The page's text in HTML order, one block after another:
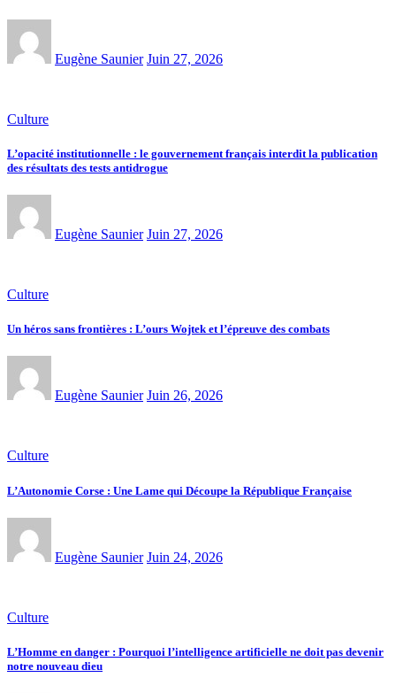
Eugène Saunier Juin 27, 2026
Culture
L’opacité institutionnelle : le gouvernement français interdit la publication
des résultats des tests antidrogue
Eugène Saunier Juin 27, 2026
Culture
Un héros sans frontières : L’ours Wojtek et l’épreuve des combats
Eugène Saunier Juin 26, 2026
Culture
L’Autonomie Corse : Une Lame qui Découpe la République Française
Eugène Saunier Juin 24, 2026
Culture
L’Homme en danger : Pourquoi l’intelligence artificielle ne doit pas devenir
notre nouveau dieu